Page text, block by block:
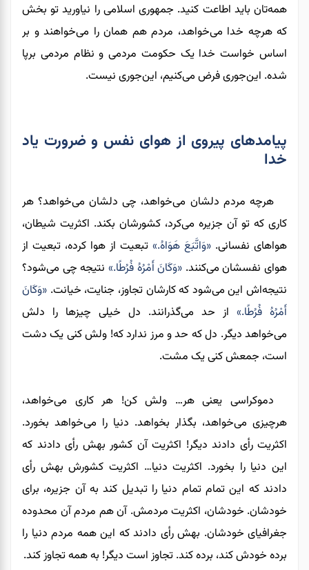
همه‌تان باید اطاعت کنید. جمهوری اسلامی را نیاورید تو بخش
که هرچه خدا می‌خواهد، مردم هم همان را می‌خواهند و بر
اساس خواست خدا یک حکومت مردمی و نظام مردمی برپا
شده. این‌جوری فرض می‌کنیم، این‌جوری نیست.
پیامدهای پیروی از هوای نفس و ضرورت یاد
خدا
هرچه مردم دلشان می‌خواهد، چی دلشان می‌خواهد؟ هر
کاری که تو آن جزیره می‌کرد، کشورشان بکند. اکثریت شیطان،
هواهای نفسانی. «وَاتَّبَعَ هَوَاهُ.» تبعیت از هوا کرده، تبعیت از
هوای نفسشان می‌کنند. «وَكَانَ أَمْرُهُ فُرُطًا.» نتیجه چی می‌شود؟
نتیجه‌اش این می‌شود که کارشان تجاوز، جنایت، خیانت. «وَكَانَ
أَمْرُهُ فُرُطًا.» از حد می‌گذرانند. دل خیلی چیزها را دلش
می‌خواهد دیگر. دل که حد و مرز ندارد که! ولش کنی یک دشت
است، جمعش کنی یک مشت.
دموکراسی یعنی هر… ولش کن! هر کاری می‌خواهد،
هرچیزی می‌خواهد، بگذار بخواهد. دنیا را می‌خواهد بخورد.
اکثریت رأی دادند دیگر! اکثریت آن کشور بهش رأی دادند که
این دنیا را بخورد. اکثریت دنیا… اکثریت کشورش بهش رأی
دادند که این تمام تمام دنیا را تبدیل کند به آن جزیره، برای
خودشان. خودشان، اکثریت مردمش. آن هم مردم آن محدوده
جغرافیای خودشان. بهش رأی دادند که این همه مردم دنیا را
برده خودش کند، برده کند. تجاوز است دیگر! به همه تجاوز کند.